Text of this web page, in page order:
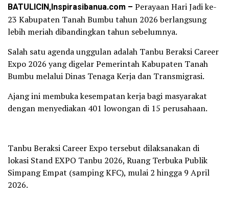
BATULICIN,Inspirasibanua.com – Perayaan Hari Jadi ke-
23 Kabupaten Tanah Bumbu tahun 2026 berlangsung
lebih meriah dibandingkan tahun sebelumnya.
Salah satu agenda unggulan adalah Tanbu Beraksi Career
Expo 2026 yang digelar Pemerintah Kabupaten Tanah
Bumbu melalui Dinas Tenaga Kerja dan Transmigrasi.
Ajang ini membuka kesempatan kerja bagi masyarakat
dengan menyediakan 401 lowongan di 15 perusahaan.
Tanbu Beraksi Career Expo tersebut dilaksanakan di
lokasi Stand EXPO Tanbu 2026, Ruang Terbuka Publik
Simpang Empat (samping KFC), mulai 2 hingga 9 April
2026.